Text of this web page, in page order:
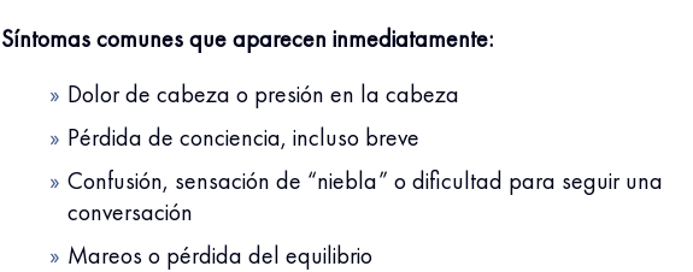
Síntomas comunes que aparecen inmediatamente:
Dolor de cabeza o presión en la cabeza
Pérdida de conciencia, incluso breve
Confusión, sensación de “niebla” o dificultad para seguir una
conversación
Mareos o pérdida del equilibrio